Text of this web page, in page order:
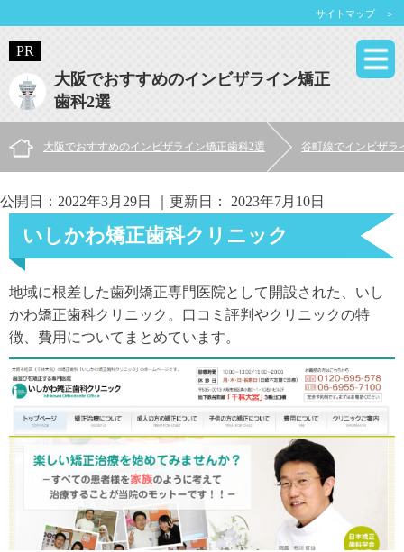
大阪でおすすめのインビザライン矯正
歯科2選
サイトマップ ＞
大阪でおすすめのインビザライン矯正歯科2選 谷町線でインビザラ
公開日： 2022年3月29日 ｜更新日： 2023年7月10日
いしかわ矯正歯科クリニック
地域に根差した歯列矯正専門医院として開設された、いし
かわ矯正歯科クリニック。口コミ評判やクリニックの特
徴、費用についてまとめています。